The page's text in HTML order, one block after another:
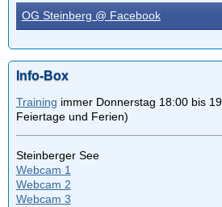
OG Steinberg @ Facebook
Info-Box
Training immer Donnerstag 18:00 bis
Feiertage und Ferien)
Steinberger See
Webcam 1
Webcam 2
Webcam 3